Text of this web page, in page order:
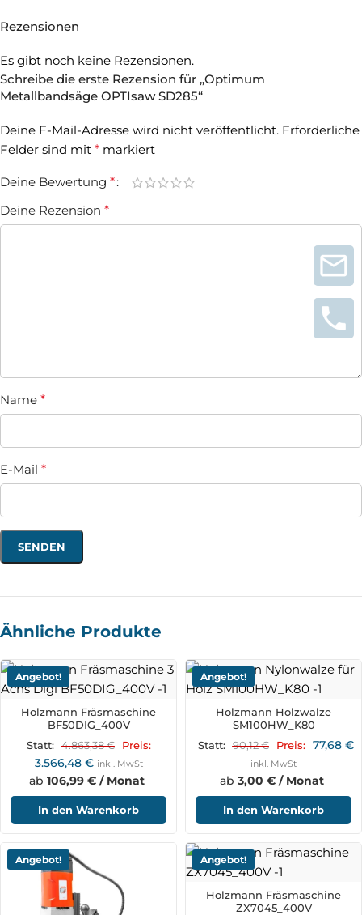
Rezensionen
Es gibt noch keine Rezensionen.
Schreibe die erste Rezension für „Optimum
Metallbandsäge OPTIsaw SD285“
Deine E-Mail-Adresse wird nicht veröffentlicht. Erforderliche
Felder sind mit * markiert
Deine Bewertung *
Deine Rezension *
Name *
E-Mail *
Ähnliche Produkte
Angebot!
Holzmann Fräsmaschine
BF50DIG_400V
Statt: 4.863,38€ Preis:
3.566,48 € inkl. MwSt
ab 106,99 € / Monat
In den Warenkorb
Angebot!
Holzmann Holzwalze
SM100HW_K80
Statt: 90,12€ Preis: 77,68 €
inkl. MwSt
ab 3,00 € / Monat
In den Warenkorb
Angebot! Angebot!
Holzmann Fräsmaschine
ZX7045_400V